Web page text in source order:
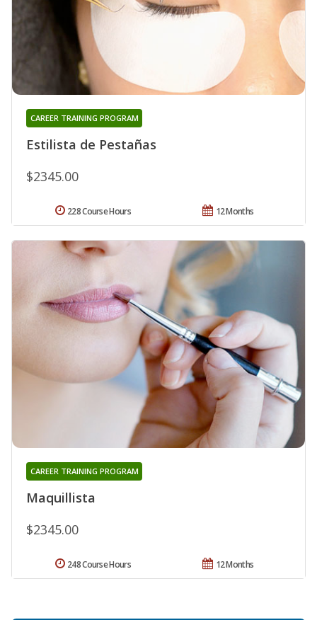
Estilista de Pestañas
CAREER TRAINING PROGRAM
$2345.00
12 Months
228 Course Hours
Maquillista
CAREER TRAINING PROGRAM
$2345.00
12 Months
248 Course Hours